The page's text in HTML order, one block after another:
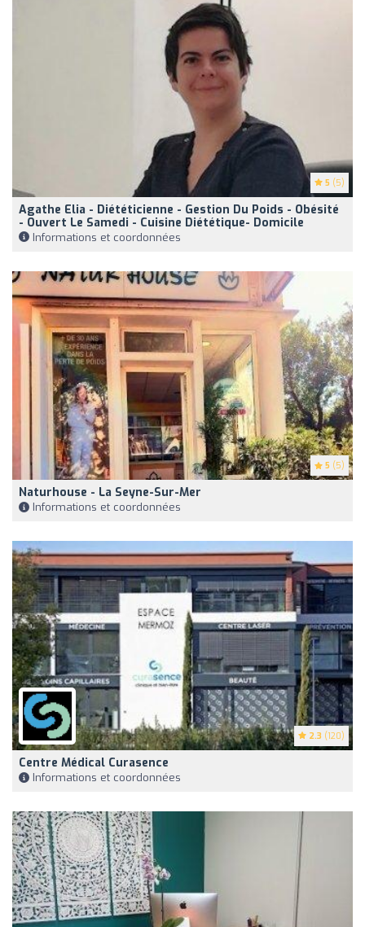
5 (5)
Agathe Elia - Diététicienne - Gestion Du Poids - Obésité
- Ouvert Le Samedi - Cuisine Diététique- Domicile
Informations et coordonnées
5 (5)
Naturhouse - La Seyne-Sur-Mer
Informations et coordonnées
2.3 (120)
Centre Médical Curasence
Informations et coordonnées